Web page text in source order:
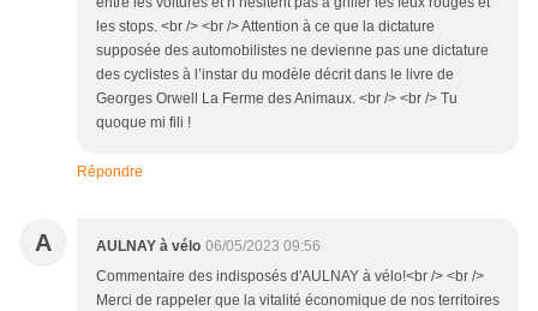
les stops. <br /> <br /> Attention à ce que la dictature
supposée des automobilistes ne devienne pas une dictature
des cyclistes à l’instar du modèle décrit dans le livre de
Georges Orwell La Ferme des Animaux. <br /> <br /> Tu
quoque mi fili !
Répondre
A AULNAY à vélo 06/05/2023 09:56
Commentaire des indisposés d'AULNAY à vélo!<br /> <br />
Merci de rappeler que la vitalité économique de nos territoires